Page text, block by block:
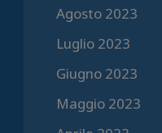
Agosto 2023
Luglio 2023
Giugno 2023
Maggio 2023